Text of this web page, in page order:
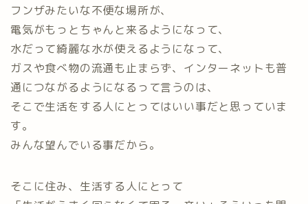
フンザみたいな不便な場所が、
電気がもっとちゃんと来るようになって、
水だって綺麗な水が使えるようになって、
ガスや食べ物の流通も止まらず、インターネットも普
通につながるようになるって言うのは、
そこで生活をする人にとってはいい事だと思っていま
す。
みんな望んでいる事だから。
そこに住み、生活する人にとって